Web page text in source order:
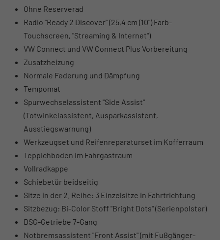
Ohne Reserverad
Radio "Ready 2 Discover" (25,4 cm (10") Farb-
Touchscreen, "Streaming & Internet")
VW Connect und VW Connect Plus Vorbereitung
Zusatzheizung
Normale Federung und Dämpfung
Tempomat
Spurwechselassistent "Side Assist"
(Totwinkelassistent, Ausparkassistent,
Ausstiegswarnung)
Werkzeugset und Reifenreparaturset im Kofferraum
Teppichboden im Fahrgastraum
Vollradkappe
Schiebetür beidseitig
Sitze in der 2. Reihe: 3 Einzelsitze in Fahrtrichtung
Sitzbezug: Bi-Color Stoff "Bright Dots" (Serienpolster)
DSG-Getriebe 7-Gang
Notbremsassistent "Front Assist" (mit Fußgänger-